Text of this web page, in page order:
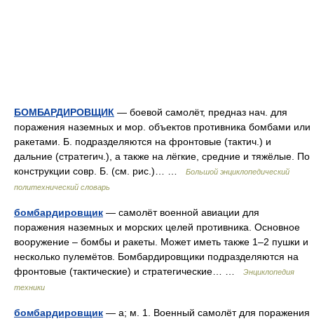
БОМБАРДИРОВЩИК — боевой самолёт, предназ нач. для
поражения наземных и мор. объектов противника бомбами или
ракетами. Б. подразделяются на фронтовые (тактич.) и
дальние (стратегич.), а также на лёгкие, средние и тяжёлые. По
конструкции совр. Б. (см. рис.)… …
Большой энциклопедический
политехнический словарь
бомбардировщик — самолёт военной авиации для
поражения наземных и морских целей противника. Основное
вооружение – бомбы и ракеты. Может иметь также 1–2 пушки и
несколько пулемётов. Бомбардировщики подразделяются на
фронтовые (тактические) и стратегические… …
Энциклопедия
техники
бомбардировщик — а; м. 1. Военный самолёт для поражения